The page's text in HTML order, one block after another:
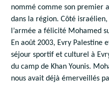
nommé comme son premier
dans la région. Côté
l’armée a félicité Mohamed
En août 2003, Evry
séjour sportif et culturel à
du camp de Khan Younis.
nous avait déjà émerveillés